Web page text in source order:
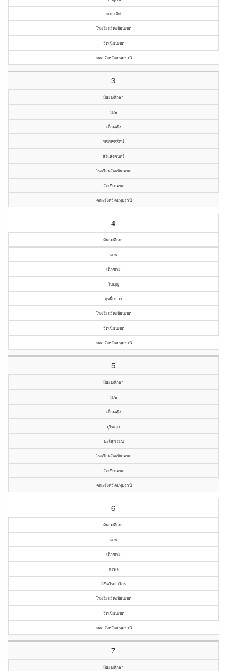
คายเลิศ
โรงเรียนวัดเขียนเขต
วัดเขียนเขต
คณะจังหวัดปทุมธานี
3
มัธยมศึกษา
ม.๒
เด็กหญิง
พรเพชรรัตน์
สิริแสงจันทร์
โรงเรียนวัดเขียนเขต
วัดเขียนเขต
คณะจังหวัดปทุมธานี
4
มัธยมศึกษา
ม.๒
เด็กชาย
ใบบุญ
ฤทธิ์ถาวร
โรงเรียนวัดเขียนเขต
วัดเขียนเขต
คณะจังหวัดปทุมธานี
5
มัธยมศึกษา
ม.๒
เด็กหญิง
ภูริชญา
มะลิสุวรรณ
โรงเรียนวัดเขียนเขต
วัดเขียนเขต
คณะจังหวัดปทุมธานี
6
มัธยมศึกษา
ม.๒
เด็กชาย
กรพล
ลิขิตวิทยาไกร
โรงเรียนวัดเขียนเขต
วัดเขียนเขต
คณะจังหวัดปทุมธานี
7
มัธยมศึกษา